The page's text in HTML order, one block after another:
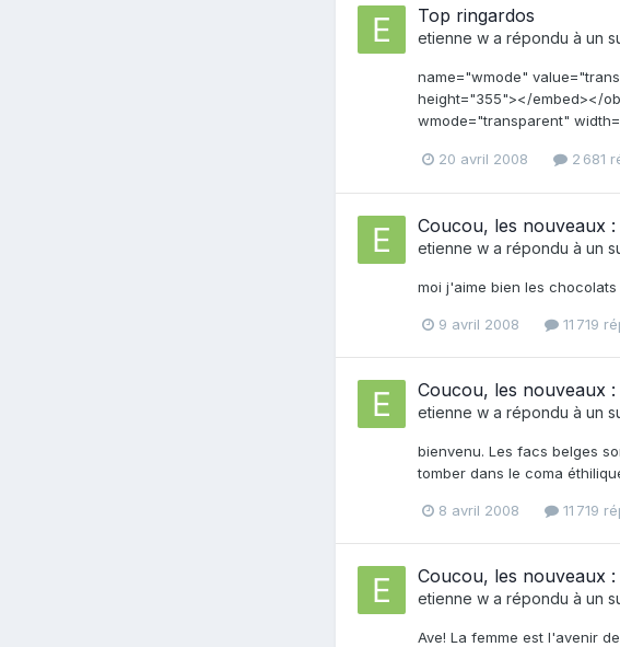
Top ringardos
etienne w a répondu à un
name="wmode"
height="355"></embed></
wmode="transparent"
20 avril 2008 2 681
Coucou, les nouveaux
etienne w a répondu à un
moi j'aime bien les
9 avril 2008 11 719
Coucou, les nouveaux
etienne w a répondu à un
bienvenu. Les facs belges
tomber dans le coma
8 avril 2008 11 719
Coucou, les nouveaux
etienne w a répondu à un
Ave! La femme est l'avenir